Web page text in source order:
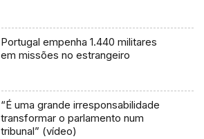
Portugal empenha 1.440 militares
em missões no estrangeiro
“É uma grande irresponsabilidade
transformar o parlamento num
tribunal” (vídeo)